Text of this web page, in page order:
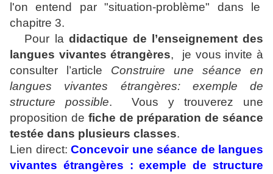
l'on entend par "situation-problème" dans le
chapitre 3.
Pour la didactique de l’enseignement des
langues vivantes étrangères, je vous invite à
consulter l’article Construire une séance en
langues vivantes étrangères: exemple de
structure possible. Vous y trouverez une
proposition de fiche de préparation de séance
testée dans plusieurs classes.
Lien direct: Concevoir une séance de langues
vivantes étrangères : exemple de structure